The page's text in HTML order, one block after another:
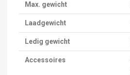
Max. gewicht
Laadgewicht
Ledig gewicht
Accessoires